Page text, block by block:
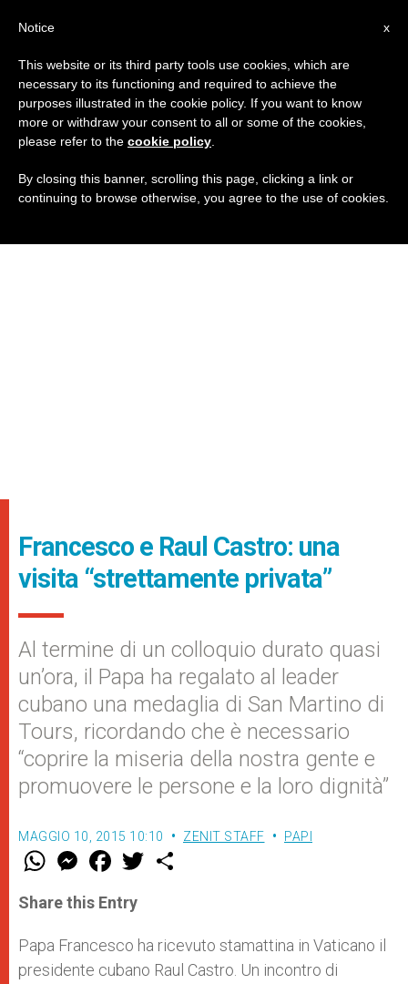
Francesco e Raul Castro: una
visita “strettamente privata”
Al termine di un colloquio durato quasi
un’ora, il Papa ha regalato al leader
cubano una medaglia di San Martino di
Tours, ricordando che è necessario
“coprire la miseria della nostra gente e
promuovere le persone e la loro dignità”
MAGGIO 10, 2015 10:10 ZENIT STAFF PAPI
W
t
s
p
p
M
e
s
e
g
e
r
F
a
e
b
o
k
w
r
Share this Entry
Papa Francesco ha ricevuto stamattina in Vaticano il
presidente cubano Raul Castro. Un incontro di
x
Notice
This website or its third party tools use cookies, which are
necessary to its functioning and required to achieve the
purposes illustrated in the cookie policy. If you want to know
more or withdraw your consent to all or some of the cookies,
please refer to the cookie policy
By closing this banner, scrolling this page, clicking a link or
continuing to browse otherwise, you agree to the use of cookies.